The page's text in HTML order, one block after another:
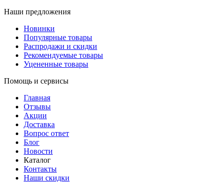
Наши предложения
Новинки
Популярные товары
Распродажи и скидки
Рекомендуемые товары
Уцененные товары
Помощь и сервисы
Главная
Отзывы
Акции
Доставка
Вопрос ответ
Блог
Новости
Каталог
Контакты
Наши скидки